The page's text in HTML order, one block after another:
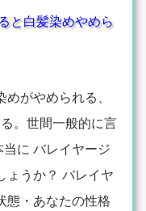
と白髪染めやめら
がやめられる、
。世間一般的に言
に バレイヤージ
ょうか？ バレイヤ
態・あなたの性格